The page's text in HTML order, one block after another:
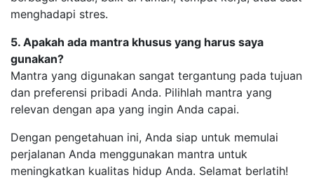
menghadapi stres.
5. Apakah ada mantra khusus yang harus saya
gunakan?
Mantra yang digunakan sangat tergantung pada tujuan
dan preferensi pribadi Anda. Pilihlah mantra yang
relevan dengan apa yang ingin Anda capai.
Dengan pengetahuan ini, Anda siap untuk memulai
perjalanan Anda menggunakan mantra untuk
meningkatkan kualitas hidup Anda. Selamat berlatih!